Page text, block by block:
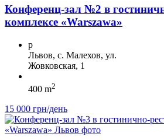
Конференц-зал №2 в
комплексе «Warszawa»
p
Львов, с. Малехов, ул.
Жовковская, 1
400 m2
15 000 грн/день